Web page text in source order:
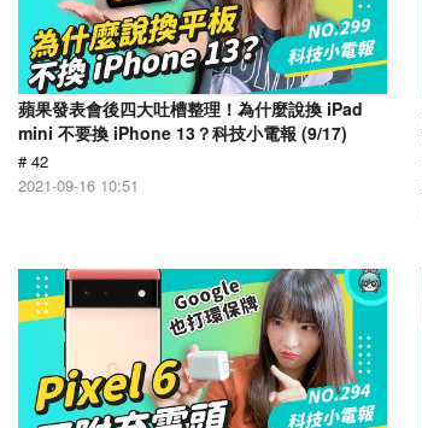
蘋果發表會後四大吐槽整理！為什麼說換 iPad
mini 不要換 iPhone 13？科技小電報 (9/17)
# 42
2021-09-16 10:51